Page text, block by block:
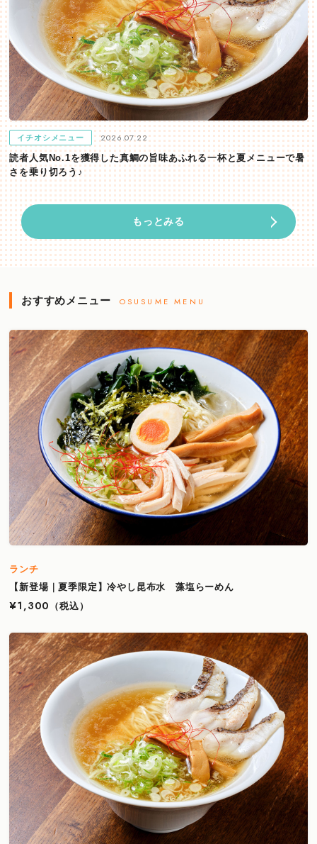
イチオシメニュー 2026.07.22
読者人気No.1を獲得した真鯛の旨味あふれる一杯と夏メニューで暑
さを乗り切ろう♪
もっとみる
おすすめメニュー OSUSUME MENU
ランチ
【新登場｜夏季限定】冷やし昆布水 藻塩らーめん
¥1,300
（税込）